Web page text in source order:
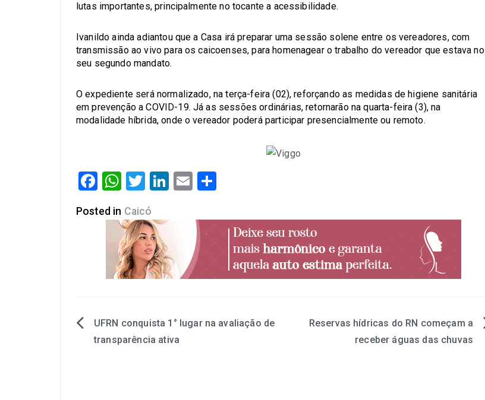
lutas importantes, principalmente no tocante a acessibilidade.
Ivanildo ainda adiantou que a Casa irá preparar uma sessão solene entre os vereadores, com
transmissão ao vivo para os caicoenses, para homenagear o trabalho do vereador que estava no
seu segundo mandato.
O expediente será normalizado, na terça-feira (02), reforçando as medidas de higiene sanitária
em prevenção a COVID-19. Já as sessões ordinárias, retornarão na quarta-feira (3), na
modalidade híbrida, onde o vereador poderá participar presencialmente ou remoto.
Facebook
WhatsApp
Twitter
LinkedIn
Email
Posted in Caicó
UFRN conquista 1° lugar na avaliação de
transparência ativa
Reservas hídricas do RN começam a
receber águas das chuvas